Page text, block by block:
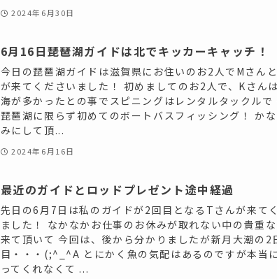
2024年6月30日
6月16日琵琶湖ガイドは北でキッカーキャッチ！
今日の琵琶湖ガイドは滋賀県にお住いのお2人でMさん
が来てくださいました！ 初めましてのお2人で、Kさん
海が多かったとの事でスピニングはレンタルタックルで
琵琶湖に限らず初めてのボートバスフィッシング！ かな
みにして頂...
2024年6月16日
最近のガイドとロッドプレゼント途中経過
先日の6月7日は私のガイドが2回目となるTさんが来て
ました！ なかなかお仕事のお休みが取れない中の貴重
来て頂いて 今回は、後から分かりましたが新月大潮の2
目・・・(;^_^A とにかく魚の気配はあるのですが本当
ってくれなくて ...